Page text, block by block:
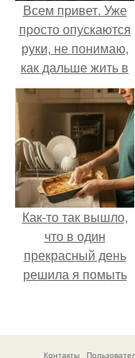
Всем привет. Уже
просто опускаются
руки, не понимаю,
как дальше жить в
этой ситуации.
Как-то так вышло,
что в один
прекрасный день
решила я помыть
покое.
Контакты